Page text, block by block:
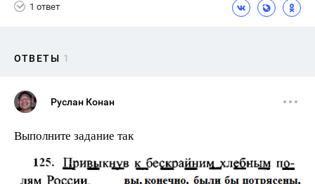
1 ответ
ОТВЕТЫ 1
Руслан Конан
Выполните задание так